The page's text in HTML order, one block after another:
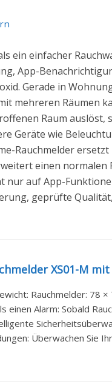
ein einfacher
App-
Gerade in
mehreren Räumen
Raum
Geräte wie
Rauchmelder
einen
nur auf App-
geprüfte
XS01-M
Rauchmelder: 78
einen Alarm: Sobald
Überwachen Sie